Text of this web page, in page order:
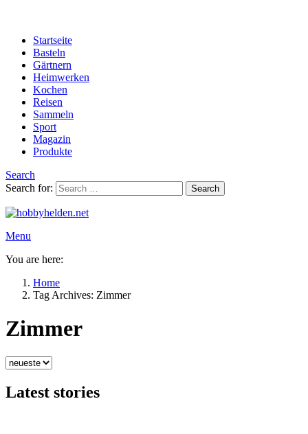
Startseite
Basteln
Gärtnern
Heimwerken
Kochen
Reisen
Sammeln
Sport
Magazin
Produkte
Search
Search for:
Search
Menu
You are here:
Home
Tag Archives: Zimmer
Zimmer
Latest stories